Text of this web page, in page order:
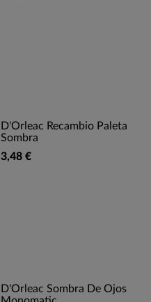
D'Orleac Recambio Paleta
Sombra
3,48 €
D'Orleac Sombra De Ojos